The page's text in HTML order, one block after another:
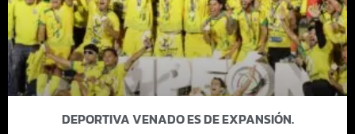
DEPORTIVA VENADO ES DE EXPANSIÓN.